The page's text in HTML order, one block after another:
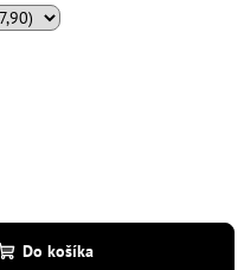
Do košíka